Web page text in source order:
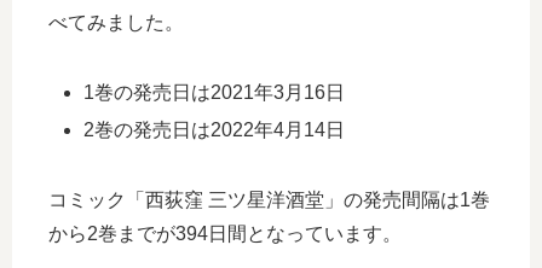
べてみました。
1巻の発売日は2021年3月16日
2巻の発売日は2022年4月14日
コミック「西荻窪 三ツ星洋酒堂」の発売間隔は1巻
から2巻までが394日間となっています。